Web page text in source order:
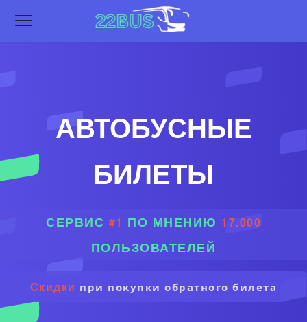
АВТОБУСНЫЕ
БИЛЕТЫ
СЕРВИС #1 ПО МНЕНИЮ 17.000
ПОЛЬЗОВАТЕЛЕЙ
Скидки при покупки обратного билета